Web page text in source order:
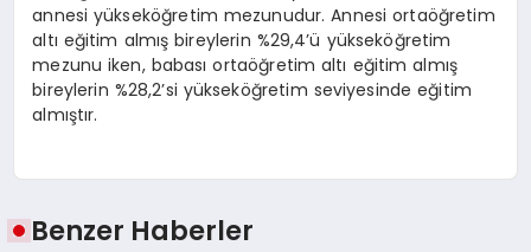
annesi yükseköğretim mezunudur. Annesi ortaöğretim
altı eğitim almış bireylerin %29,4’ü yükseköğretim
mezunu iken, babası ortaöğretim altı eğitim almış
bireylerin %28,2’si yükseköğretim seviyesinde eğitim
almıştır.
Benzer Haberler